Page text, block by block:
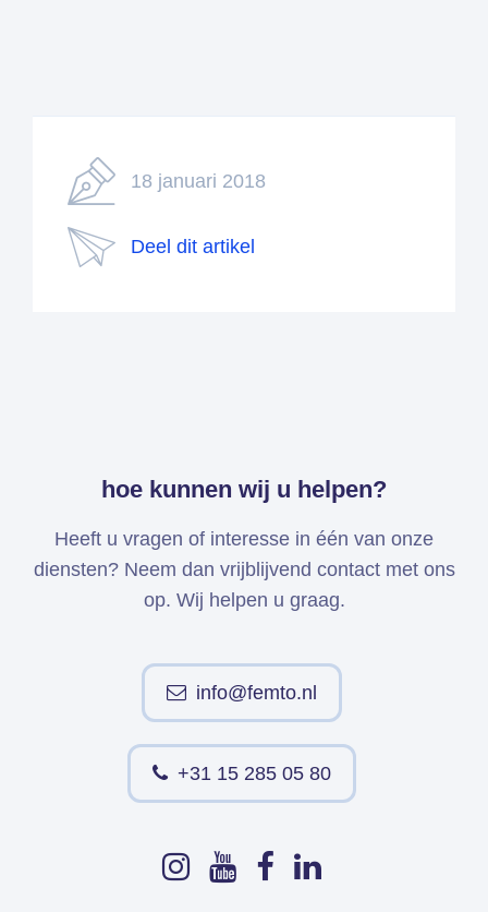
18 januari 2018
Deel dit artikel
hoe kunnen wij u helpen?
Heeft u vragen of interesse in één van onze
diensten? Neem dan vrijblijvend contact met ons
op. Wij helpen u graag.
info@femto.nl
+31 15 285 05 80